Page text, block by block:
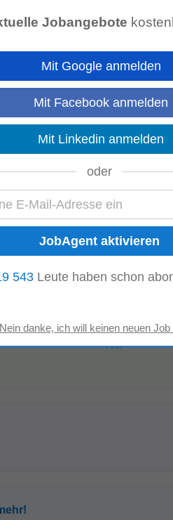
within the Global Device and
Technischer
Tirol
Jobangebote
Mit Google anmelden
Mit Facebook anmelden
Mit Linkedin anmelden
oder
543 Leute haben schon